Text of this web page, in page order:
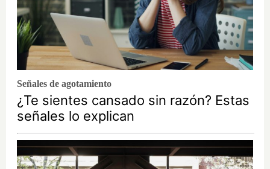
Señales de agotamiento
¿Te sientes cansado sin razón? Estas
señales lo explican